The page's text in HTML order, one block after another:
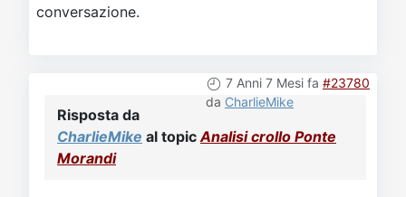
conversazione.
7 Anni 7 Mesi fa #23780
da CharlieMike
Risposta da
CharlieMike al topic Analisi crollo Ponte
Morandi